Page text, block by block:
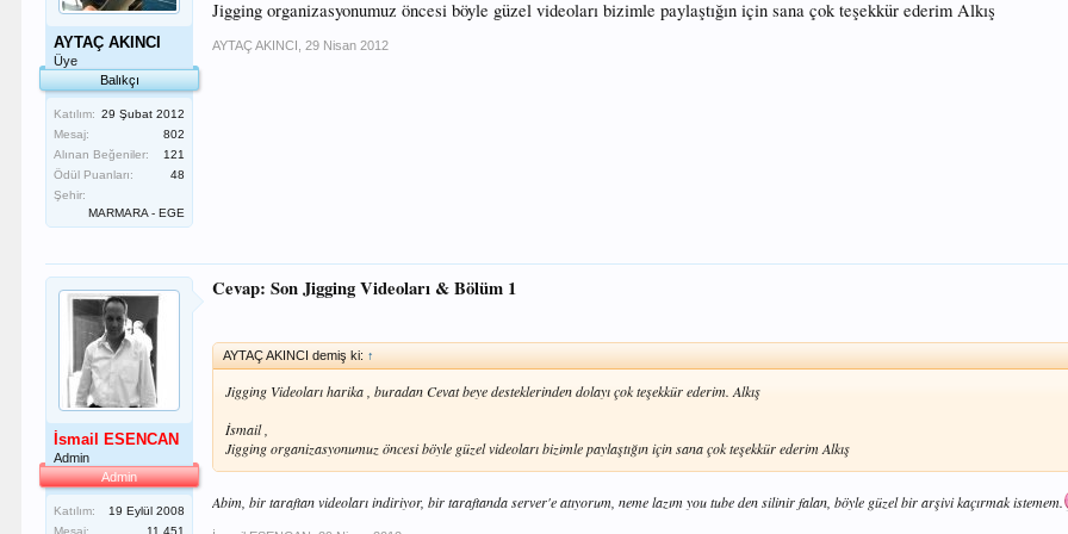
AYTAÇ AKINCI
Üye
Balıkçı
Katılım: 29 Şubat 2012
Mesaj:
802
Alınan Beğeniler:
121
Ödül Puanları:
48
Şehir:
MARMARA - EGE
Jigging organizasyonumuz öncesi böyle güzel videoları bizimle paylaştığın için sana çok teşekkür ederim Alkış
AYTAÇ AKINCI 29 Nisan 2012
İsmail ESENCAN
Admin
Admin
Katılım:
19 Eylül 2008
Mesaj:
11,451
Cevap: Son Jigging Videoları & Bölüm 1
AYTAÇ AKINCI demiş ki: ↑
Jigging Videoları harika , buradan Cevat beye desteklerinden dolayı çok teşekkür ederim. Alkış
İsmail ,
Jigging organizasyonumuz öncesi böyle güzel videoları bizimle paylaştığın için sana çok teşekkür ederim Alkış
Abim, bir taraftan videoları indiriyor, bir taraftanda server'e atıyorum, neme lazım you tube den silinir falan, böyle güzel bir arşivi kaçırmak istemem.